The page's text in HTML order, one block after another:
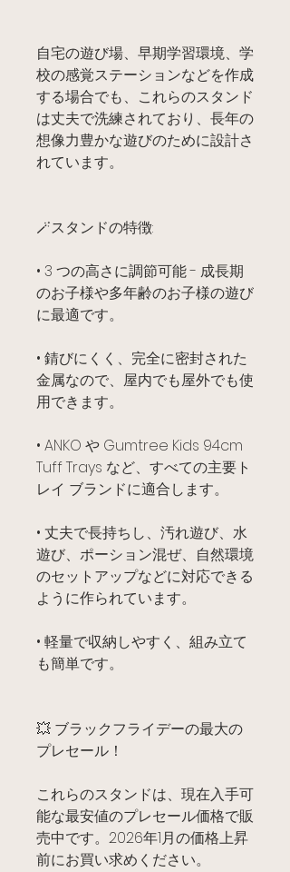
自宅の遊び場、早期学習環境、学
校の感覚ステーションなどを作成
する場合でも、これらのスタンド
は丈夫で洗練されており、長年の
想像力豊かな遊びのために設計さ
れています。
🪄スタンドの特徴:
• 3 つの高さに調節可能 - 成長期
のお子様や多年齢のお子様の遊び
に最適です。
• 錆びにくく、完全に密封された
金属なので、屋内でも屋外でも使
用できます。
• ANKO や Gumtree Kids 94cm
Tuff Trays など、すべての主要ト
レイ ブランドに適合します。
• 丈夫で長持ちし、汚れ遊び、水
遊び、ポーション混ぜ、自然環境
のセットアップなどに対応できる
ように作られています。
• 軽量で収納しやすく、組み立て
も簡単です。
💥 ブラックフライデーの最大の
プレセール！
これらのスタンドは、現在入手可
能な最安値のプレセール価格で販
売中です。2026年1月の価格上昇
前にお買い求めください。